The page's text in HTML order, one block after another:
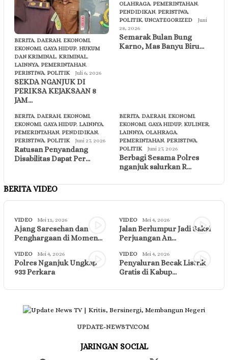
BERITA, DAERAH, EKONOMI,
EKONOMI, GAYA HIDUP, HUKUM
DAN KRIMINAL, KRIMINAL,
LAINNYA, PEMERINTAHAN,
PERISTIWA, POLITIK Juli 6, 2026
SEKDA NGANJUK DI
PERIKSA KEJAKSAAN 8
JAM…
OLAHRAGA, PEMERINTAHAN,
PENDIDIKAN, PERISTIWA,
POLITIK, UNCATEGORIZED
Juni
28, 2026
Semarak Bulan Bung
Karno, Mas Banyu Biru…
BERITA, DAERAH, EKONOMI,
EKONOMI, GAYA HIDUP, LAINNYA,
PEMERINTAHAN, PENDIDIKAN,
PERISTIWA, POLITIK Juni 27, 2026
Ratusan Penyandang
Disabilitas Dapat Per…
BERITA, DAERAH, EKONOMI,
EKONOMI, GAYA HIDUP, KULINER,
LAINNYA, OLAHRAGA,
PEMERINTAHAN, PERISTIWA,
POLITIK
Juni 27, 2026
Berbagi Sesama Polres
nganjuk salurkan R…
BERITA VIDEO
VIDEO Mei 11, 2026
Ajang Saresehan dan
Penghargaan di Momen…
VIDEO Mei 4, 2026
Jalan Berlumpur Jadi Saksi
Perjuangan An…
VIDEO Mei 4, 2026
Polres Nganjuk Ungkap
933 Perkara
VIDEO Mei 4, 2026
Penyaluran Becak Listrik
Gratis di Kabup…
UPDATE-NEWSTV.COM
JARINGAN SOCIAL